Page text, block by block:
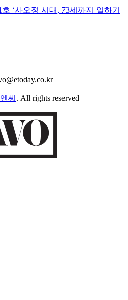
‘사오정 시대, 73세까지 일하기
씨 . All rights reserved